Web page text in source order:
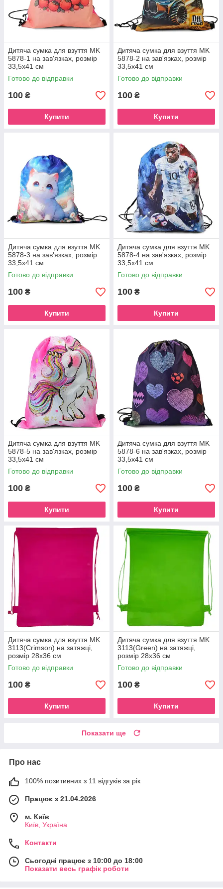
Дитяча сумка для взуття MK
5878-1 на зав'язках, розмір
33,5х41 см
Готово до відправки
100 ₴
Купити
Дитяча сумка для взуття MK
5878-2 на зав'язках, розмір
33,5х41 см
Готово до відправки
100 ₴
Купити
Дитяча сумка для взуття MK
5878-3 на зав'язках, розмір
33,5х41 см
Готово до відправки
100 ₴
Купити
Дитяча сумка для взуття MK
5878-4 на зав'язках, розмір
33,5х41 см
Готово до відправки
100 ₴
Купити
Дитяча сумка для взуття MK
5878-5 на зав'язках, розмір
33,5х41 см
Готово до відправки
100 ₴
Купити
Дитяча сумка для взуття MK
5878-6 на зав'язках, розмір
33,5х41 см
Готово до відправки
100 ₴
Купити
Дитяча сумка для взуття MK
3113(Crimson) на затяжці,
розмір 28х36 см
Готово до відправки
100 ₴
Купити
Дитяча сумка для взуття MK
3113(Green) на затяжці,
розмір 28х36 см
Готово до відправки
100 ₴
Купити
Показати ще
Про нас
100% позитивних з 11 відгуків за рік
Працює з 21.04.2026
м. Київ
Київ, Україна
Контакти
Сьогодні працює з 10:00 до 18:00
Показати весь графік роботи